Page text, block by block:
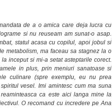
de a o amica care deja lucra cu
si nu reuseam am sunat-o asap.
statul acasa cu copilul, apoi jobul si
metabolism, ma faceau sa stagnez la o
inceput si mi-a setat asteptarile corect.
in plus, prin meniuri sanatoase si
culinare (spre exemplu, eu nu prea
vesel. Imi amintesc cum ma suna
ca este aici langa mine la
O recomand cu incredere pe Ana